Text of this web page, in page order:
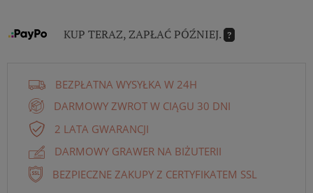
KUP TERAZ, ZAPŁAĆ PÓŹNIEJ. ?
BEZPŁATNA WYSYŁKA W 24H
DARMOWY ZWROT W CIĄGU 30 DNI
2 LATA GWARANCJI
DARMOWY GRAWER NA BIŻUTERII
BEZPIECZNE ZAKUPY Z CERTYFIKATEM SSL